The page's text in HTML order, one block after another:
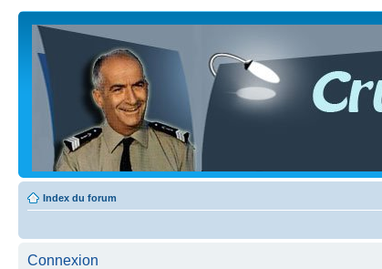
Index du forum
Connexion